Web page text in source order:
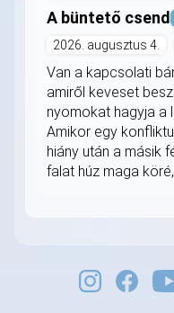
A büntető csend
2026. augusztus 4.
Van a kapcsolati
amiről keveset
nyomokat hagyja a
Amikor egy
hiány után a másik
falat húz maga